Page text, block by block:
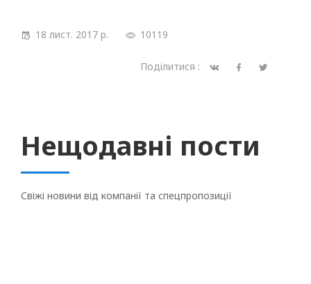
18 лист. 2017 р. 10119
Поділитися :
Нещодавні пости
Свіжі новини від компанії та спецпропозиції